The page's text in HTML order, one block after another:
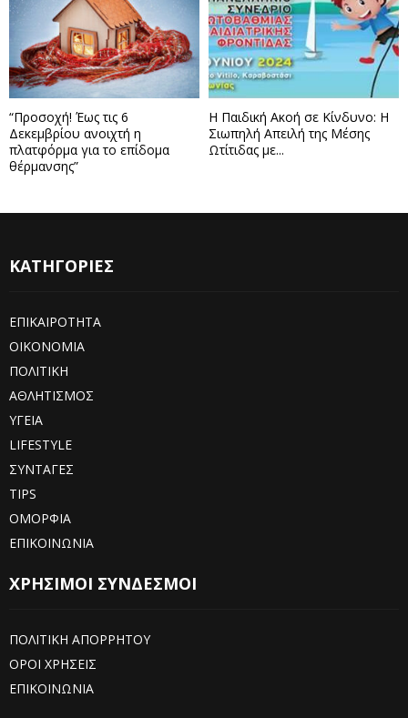
“Προσοχή! Έως τις 6
Δεκεμβρίου ανοιχτή η
πλατφόρμα για το επίδομα
θέρμανσης”
Η Παιδική Ακοή σε Κίνδυνο: Η
Σιωπηλή Απειλή της Μέσης
Ωτίτιδας με...
ΚΑΤΗΓΟΡΙΕΣ
ΕΠΙΚΑΙΡΟΤΗΤΑ
ΟΙΚΟΝΟΜΙΑ
ΠΟΛΙΤΙΚΗ
ΑΘΛΗΤΙΣΜΟΣ
ΥΓΕΙΑ
LIFESTYLE
ΣΥΝΤΑΓΕΣ
TIPS
ΟΜΟΡΦΙΑ
ΕΠΙΚΟΙΝΩΝΙΑ
ΧΡΗΣΙΜΟΙ ΣΥΝΔΕΣΜΟΙ
ΠΟΛΙΤΙΚΗ ΑΠΟΡΡΗΤΟΥ
ΟΡΟΙ ΧΡΗΣΕΙΣ
ΕΠΙΚΟΙΝΩΝΙΑ